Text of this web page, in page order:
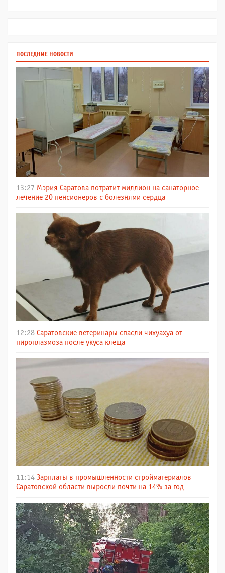
ПОСЛЕДНИЕ НОВОСТИ
13:27 Мэрия Саратова потратит миллион на санаторное
лечение 20 пенсионеров с болезнями сердца
12:28 Саратовские ветеринары спасли чихуахуа от
пироплазмоза после укуса клеща
11:14 Зарплаты в промышленности стройматериалов
Саратовской области выросли почти на 14% за год